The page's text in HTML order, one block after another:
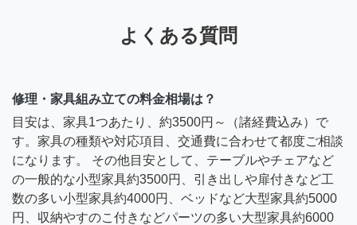
よくある質問
修理・家具組み立ての料金相場は？
目安は、家具1つあたり、約3500円～（諸経費込み）で
す。家具の種類や対応項目、交通費に合わせて都度ご相談
になります。 その他目安として、テーブルやチェアなど
の一般的な小型家具約3500円、引き出しや扉付きなど工
数の多い小型家具約4000円、ベッドなど大型家具約5000
円、収納やすのこ付きなどパーツの多い大型家具約6000